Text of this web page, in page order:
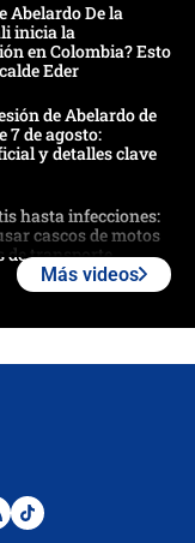
Abelardo De la
inicia la
en Colombia? Esto
Eder
de Abelardo de
7 de agosto:
y detalles clave
hasta infecciones:
cascos de motos
de transporte
De La Espriella
Más videos